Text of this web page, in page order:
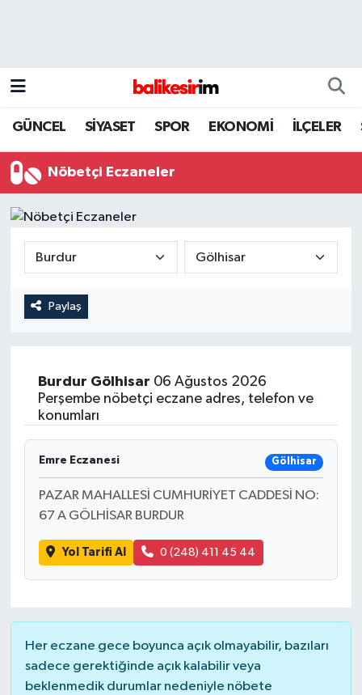
GÜNCEL SİYASET SPOR EKONOMİ İLÇELER
Nöbetçi Eczaneler
Paylaş
Burdur Gölhisar 06 Ağustos 2026
Perşembe nöbetçi eczane adres, telefon ve
konumları
Emre Eczanesi Gölhisar
PAZAR MAHALLESİ CUMHURİYET CADDESİ NO:
67 A GÖLHİSAR BURDUR
Yol Tarifi Al 0 (248) 411 45 44
Her eczane gece boyunca açık olmayabilir, bazıları
sadece gerektiğinde açık kalabilir veya
beklenmedik durumlar nedeniyle nöbete